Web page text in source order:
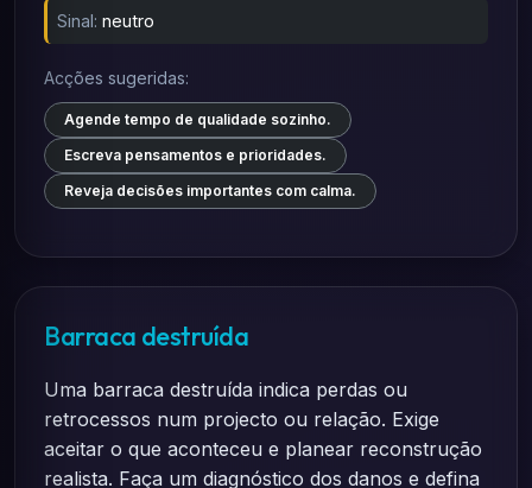
Sinal: neutro
Acções sugeridas:
Agende tempo de qualidade sozinho.
Escreva pensamentos e prioridades.
Reveja decisões importantes com calma.
Barraca destruída
Uma barraca destruída indica perdas ou
retrocessos num projecto ou relação. Exige
aceitar o que aconteceu e planear reconstrução
realista. Faça um diagnóstico dos danos e defina